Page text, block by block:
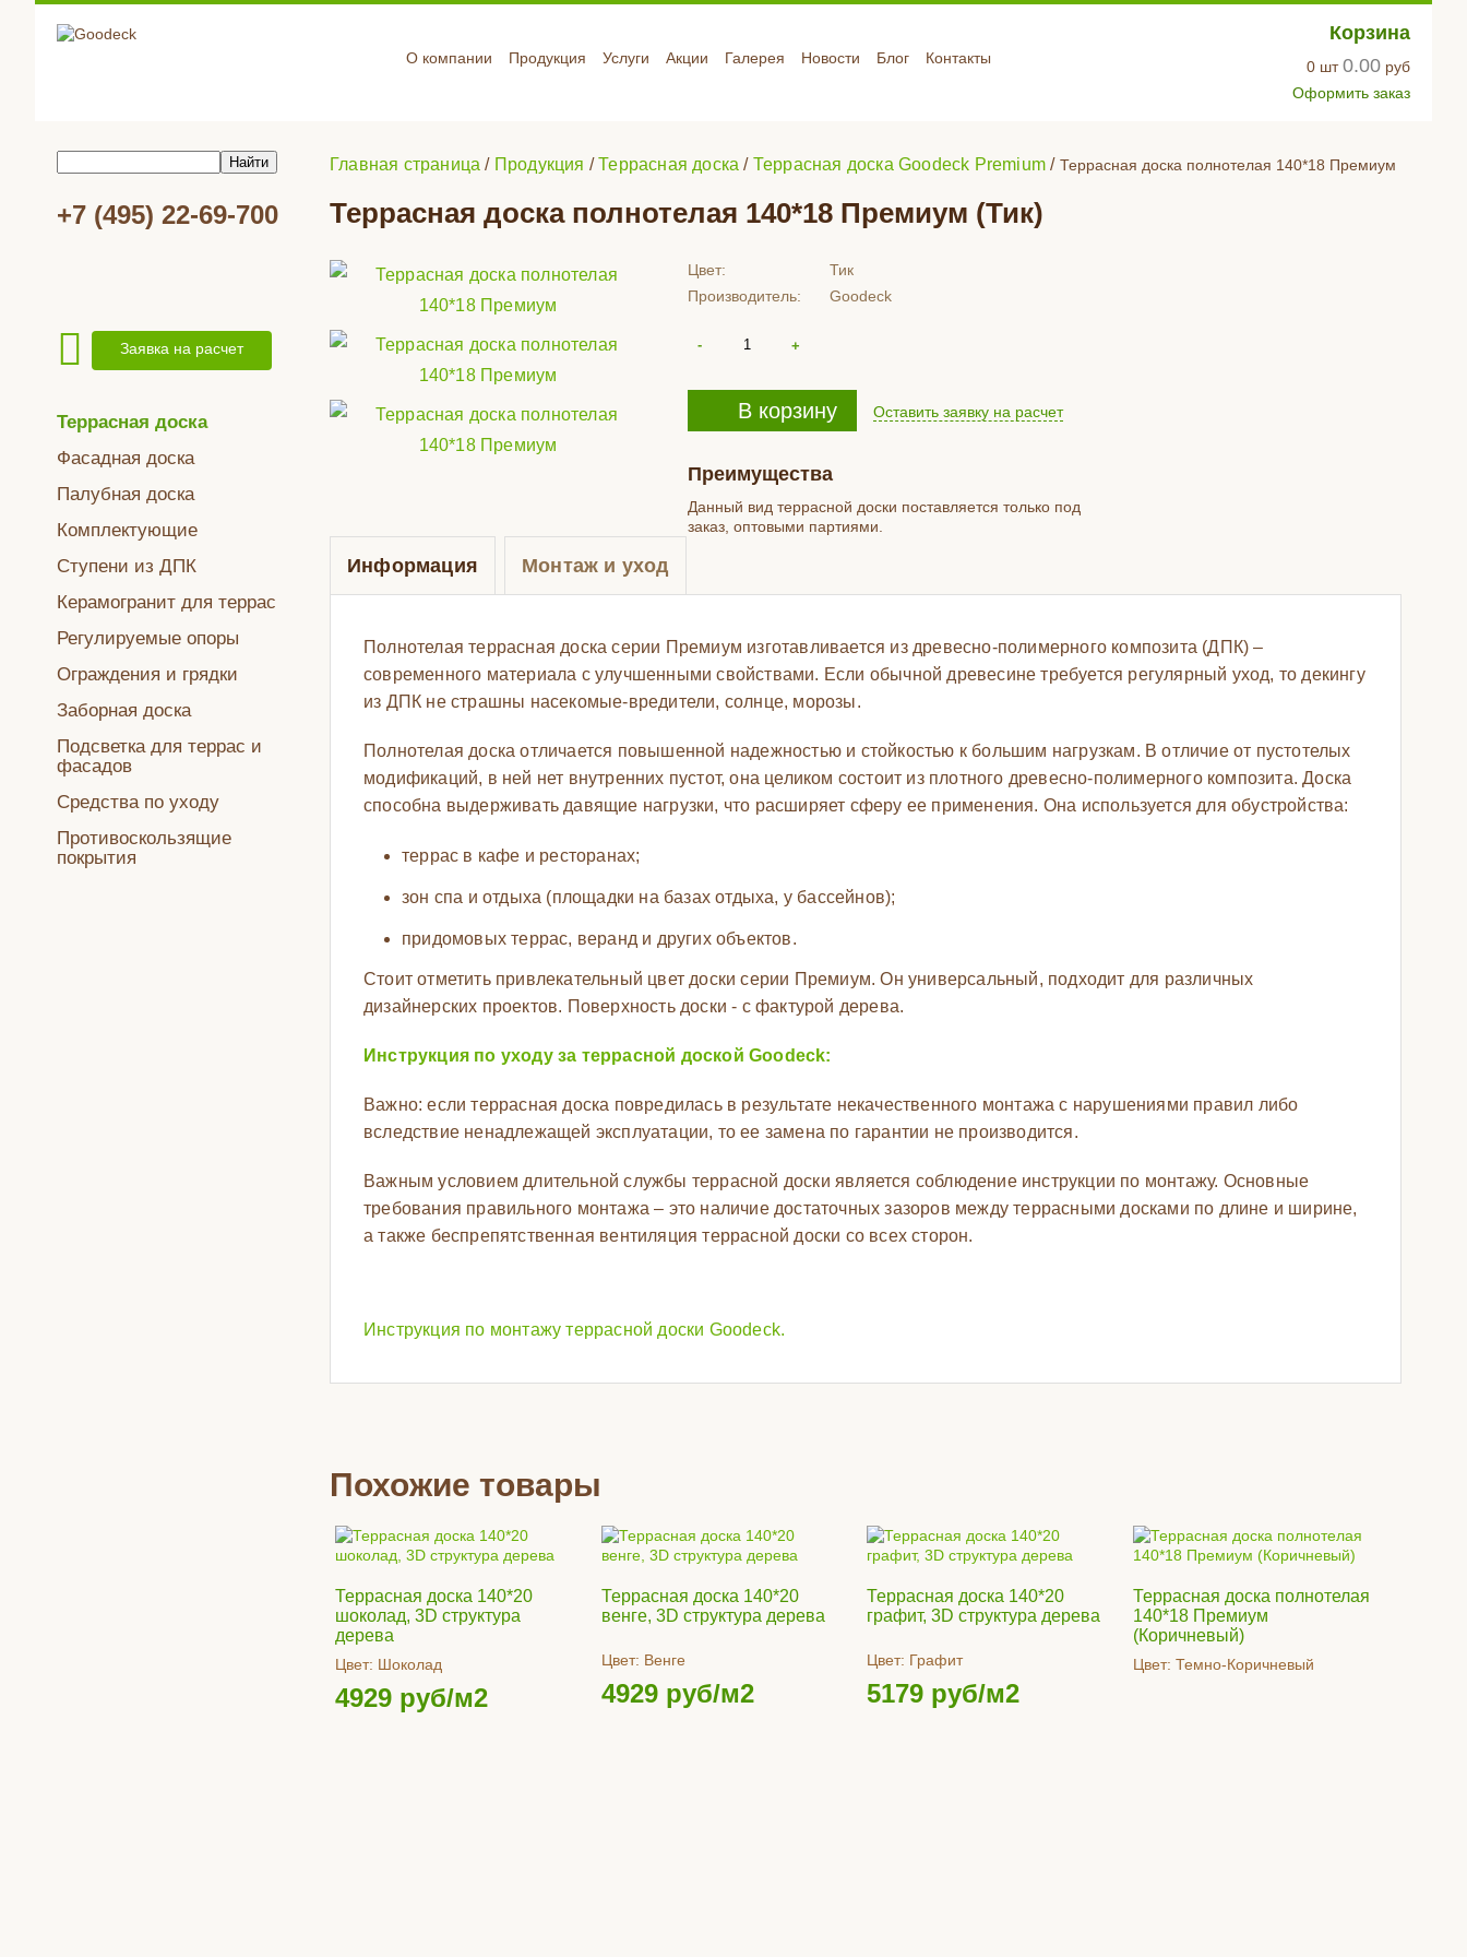
Корзина
0 шт0.00 руб
Оформить заказ
О компании Продукция Услуги Акции Галерея Новости Блог Контакты
+7 (495) 22-69-700
Заявка на расчет
Террасная доска
Фасадная доска
Палубная доска
Комплектующие
Ступени из ДПК
Керамогранит для террас
Регулируемые опоры
Ограждения и грядки
Заборная доска
Подсветка для террас и
фасадов
Средства по уходу
Противоскользящие
покрытия
Главная страница / Продукция /Террасная доска / Террасная доска Goodeck Premium / Террасная доска полнотелая 140*18 Премиум
Террасная доска полнотелая 140*18 Премиум (Тик)
Цвет:
Тик
Производитель:
Goodeck
В корзину Оставить заявку на расчет
Преимущества
Данный вид террасной доски поставляется только под
заказ, оптовыми партиями.
Информация Монтаж и уход
Полнотелая террасная доска серии Премиум изготавливается из древесно-полимерного композита (ДПК) –
современного материала с улучшенными свойствами. Если обычной древесине требуется регулярный уход, то декингу
из ДПК не страшны насекомые-вредители, солнце, морозы.
Полнотелая доска отличается повышенной надежностью и стойкостью к большим нагрузкам. В отличие от пустотелых
модификаций, в ней нет внутренних пустот, она целиком состоит из плотного древесно-полимерного композита. Доска
способна выдерживать давящие нагрузки, что расширяет сферу ее применения. Она используется для обустройства:
террас в кафе и ресторанах;
зон спа и отдыха (площадки на базах отдыха, у бассейнов);
придомовых террас, веранд и других объектов.
Стоит отметить привлекательный цвет доски серии Премиум. Он универсальный, подходит для различных
дизайнерских проектов. Поверхность доски - с фактурой дерева.
Инструкция по уходу за террасной доскойGoodeck:
Важно: если террасная доска повредилась в результате некачественного монтажа с нарушениями правил либо
вследствие ненадлежащей эксплуатации, то ее замена по гарантии не производится.
Важным условием длительной службы террасной доски является соблюдение инструкции по монтажу. Основные
требования правильного монтажа – это наличие достаточных зазоров между террасными досками по длине и ширине,
а также беспрепятственная вентиляция террасной доски со всех сторон.
Инструкция по монтажу террасной доски Goodeck.
Похожие товары
Террасная доска 140*20
шоколад, 3D структура
дерева
Цвет: Шоколад
4929 руб/м2
Террасная доска 140*20
венге, 3D структура дерева
Цвет: Венге
4929 руб/м2
Террасная доска 140*20
графит, 3D структура дерева
Цвет: Графит
5179 руб/м2
Террасная доска полнотелая
140*18 Премиум
(Коричневый)
Цвет: Темно-Коричневый